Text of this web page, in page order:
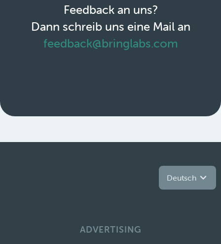
Feedback an uns?
Dann schreib uns eine Mail an
feedback@bringlabs.com
Deutsch
ADVERTISING